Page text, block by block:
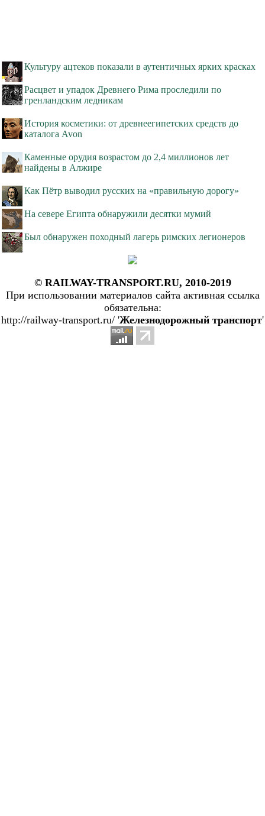
Культуру ацтеков показали в аутентичных ярких красках
Расцвет и упадок Древнего Рима проследили по
гренландским ледникам
История косметики: от древнеегипетских средств до
каталога Avon
Каменные орудия возрастом до 2,4 миллионов лет
найдены в Алжире
Как Пётр выводил русских на «правильную дорогу»
На севере Египта обнаружили десятки мумий
Был обнаружен походный лагерь римских легионеров
© RAILWAY-TRANSPORT.RU, 2010-2019
При использовании материалов сайта активная ссылка
обязательна:
http://railway-transport.ru/ 'Железнодорожный транспорт'